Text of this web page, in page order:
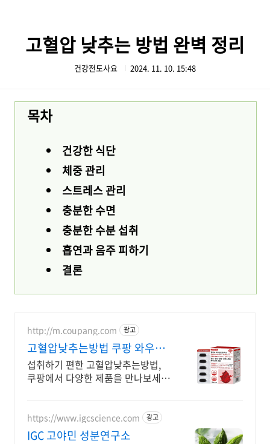
고혈압 낮추는 방법 완벽 정리
건강전도사요 2024. 11. 10. 15:48
목차
건강한 식단
체중 관리
스트레스 관리
충분한 수면
충분한 수분 섭취
흡연과 음주 피하기
결론
http://m.coupang.com 광고
고혈압낮추는방법 쿠팡 와우회
원은 30일 무료반품
섭취하기 편한 고혈압낮추는방법,
쿠팡에서 다양한 제품을 만나보세
요.
https://www.igcscience.com 광고
IGC 고야민 성분연구소